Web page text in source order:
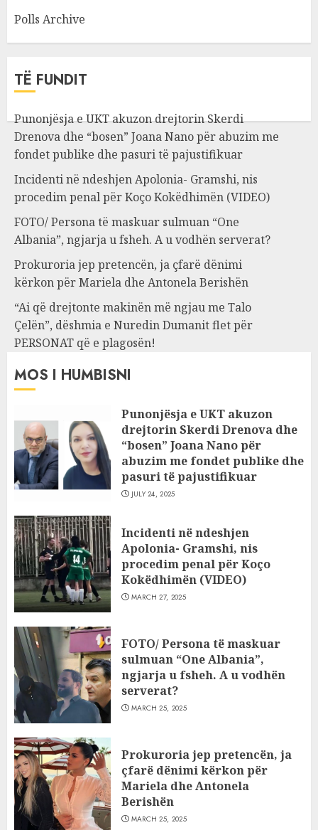
Polls Archive
TË FUNDIT
Punonjësja e UKT akuzon drejtorin Skerdi
Drenova dhe “bosen” Joana Nano për abuzim me
fondet publike dhe pasuri të pajustifikuar
Incidenti në ndeshjen Apolonia- Gramshi, nis
procedim penal për Koço Kokëdhimën (VIDEO)
FOTO/ Persona të maskuar sulmuan “One
Albania”, ngjarja u fsheh. A u vodhën serverat?
Prokuroria jep pretencën, ja çfarë dënimi
kërkon për Mariela dhe Antonela Berishën
“Ai që drejtonte makinën më ngjau me Talo
Çelën”, dëshmia e Nuredin Dumanit flet për
PERSONAT që e plagosën!
MOS I HUMBISNI
Punonjësja e UKT akuzon
drejtorin Skerdi Drenova dhe
“bosen” Joana Nano për
abuzim me fondet publike dhe
pasuri të pajustifikuar
JULY 24, 2025
Incidenti në ndeshjen
Apolonia- Gramshi, nis
procedim penal për Koço
Kokëdhimën (VIDEO)
MARCH 27, 2025
FOTO/ Persona të maskuar
sulmuan “One Albania”,
ngjarja u fsheh. A u vodhën
serverat?
MARCH 25, 2025
Prokuroria jep pretencën, ja
çfarë dënimi kërkon për
Mariela dhe Antonela
Berishën
MARCH 25, 2025